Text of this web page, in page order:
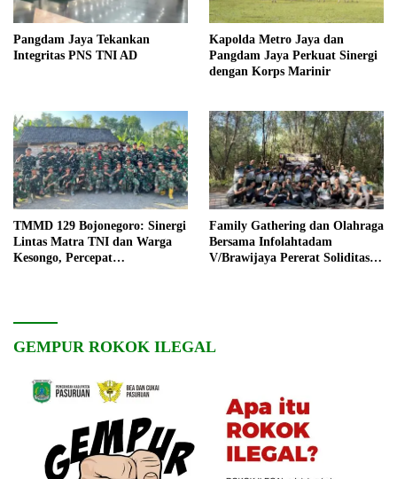
Pangdam Jaya Tekankan
Integritas PNS TNI AD
Kapolda Metro Jaya dan
Pangdam Jaya Perkuat Sinergi
dengan Korps Marinir
TMMD 129 Bojonegoro: Sinergi
Lintas Matra TNI dan Warga
Kesongo, Percepat
Family Gathering dan Olahraga
Bersama Infolahtadam
V/Brawijaya Pererat Soliditas
GEMPUR ROKOK ILEGAL